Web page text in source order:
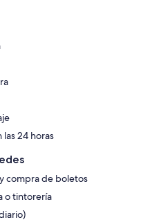
24 horas
compra de boletos
o tintorería